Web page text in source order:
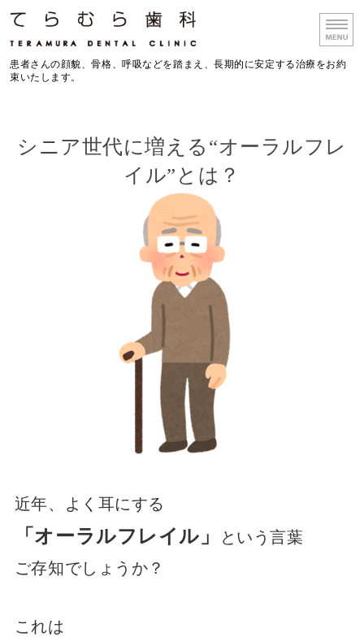
大阪府箕面市の歯科医院
患者さんの顔貌、骨格、呼吸などを踏まえ、長期的に安定する治療をお約
束いたします。
診療理念
シニア世代に増える“オーラルフレ
イル”とは？
近年、よく耳にする
「オーラルフレイル」
という言葉
ご存知でしょうか？
これは